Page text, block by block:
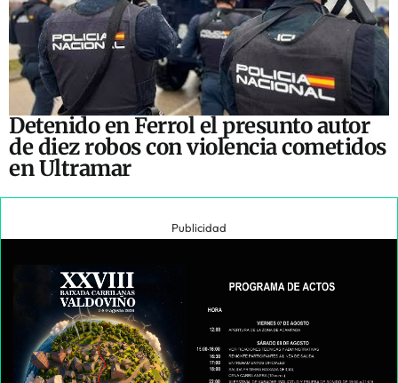
Detenido en Ferrol el presunto autor
de diez robos con violencia cometidos
en Ultramar
Publicidad